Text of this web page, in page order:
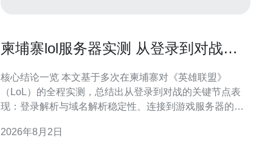
柬埔寨lol服务器实测 从登录到对战的
核心结论一览 本文基于多次在柬埔寨对《英雄联盟》
（LoL）的全程实测，总结出从登录到对战的关键节点表
现：登录解析与域名解析稳定性、连接到游戏服务器的路
的可行方案。总体体验表明，选择靠近柬埔寨的优质VPS
2026年8月2日